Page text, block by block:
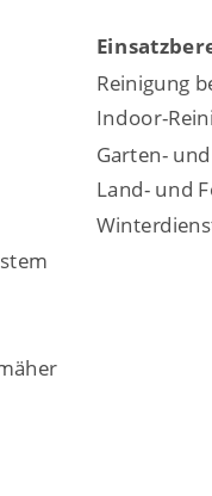
Reinigung
Indoor-
Garten-
Land- und